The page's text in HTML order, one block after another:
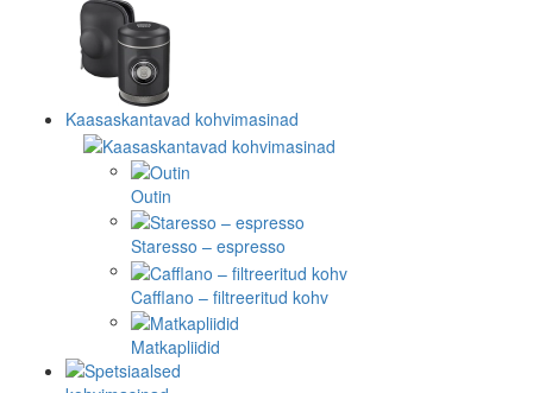
Kaasaskantavad kohvimasinad
Outin
Staresso – espresso
Cafflano – filtreeritud kohv
Matkapliidid